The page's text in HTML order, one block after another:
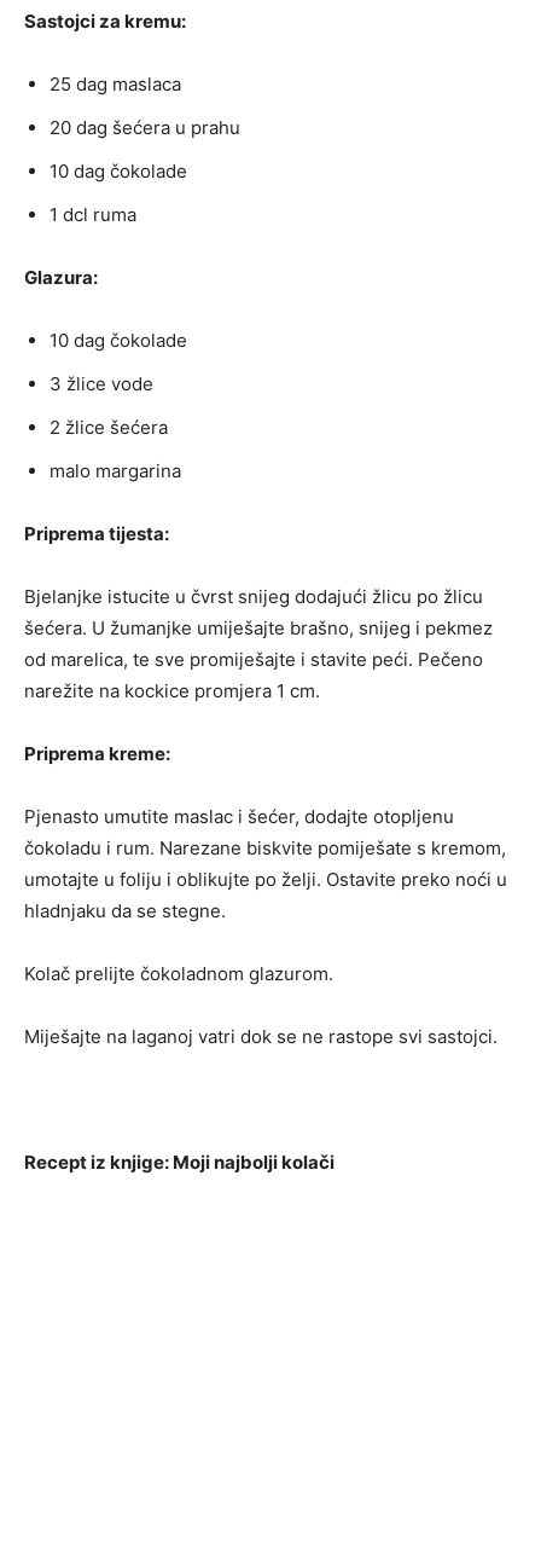
Sastojci za kremu:
25 dag maslaca
20 dag šećera u prahu
10 dag čokolade
1 dcl ruma
Glazura:
10 dag čokolade
3 žlice vode
2 žlice šećera
malo margarina
Priprema tijesta:
Bjelanjke istucite u čvrst snijeg dodajući žlicu po žlicu
šećera. U žumanjke umiješajte brašno, snijeg i pekmez
od marelica, te sve promiješajte i stavite peći. Pečeno
narežite na kockice promjera 1 cm.
Priprema kreme:
Pjenasto umutite maslac i šećer, dodajte otopljenu
čokoladu i rum. Narezane biskvite pomiješate s kremom,
umotajte u foliju i oblikujte po želji. Ostavite preko noći u
hladnjaku da se stegne.
Kolač prelijte čokoladnom glazurom.
Miješajte na laganoj vatri dok se ne rastope svi sastojci.
Recept iz knjige: Moji najbolji kolači